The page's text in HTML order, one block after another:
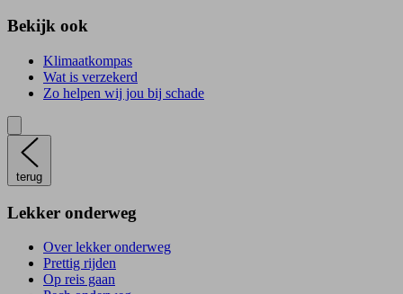
Bekijk ook
Klimaatkompas
Wat is verzekerd
Zo helpen wij jou bij schade
terug
Lekker onderweg
Over lekker onderweg
Prettig rijden
Op reis gaan